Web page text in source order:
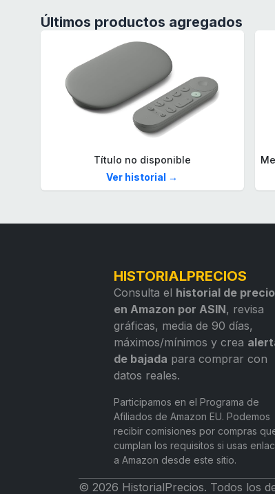
Últimos productos agregados
Título no disponible
Ver historial →
HISTORIALPRECIOS
Consulta el historial de
en Amazon por ASIN, revisa
gráficas, media de 90 días,
máximos/mínimos y crea
de bajada para comprar con
datos reales.
Participamos en el Programa de
Afiliados de Amazon EU. Podemos
recibir comisiones por compras
cumplan los requisitos si usas
a Amazon desde este sitio.
© 2026 HistorialPrecios. Todos los